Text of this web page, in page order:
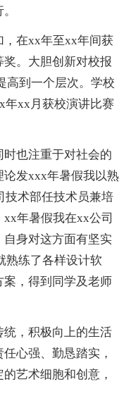
在xx年至xx年间获
。大胆创新对校报
高到一个层次。学校
年xx月获校演讲比赛
也注重于对社会的
论发xxx年暑假我以熟
技术部任技术员兼培
年暑假我在xx公司
身对这方面有坚实
熟练了各样设计软
，得到同学及老师
，积极向上的生活
心强、勤恳踏实，
艺术细胞和创意，